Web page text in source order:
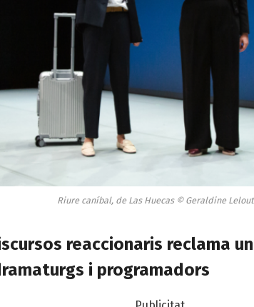
Riure caníbal, de Las Huecas © Geraldine
reaccionaris reclama
i programadors